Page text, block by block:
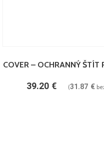
COVER – OCHRANNÝ ŠTÍT
39.20 € (31.87 €